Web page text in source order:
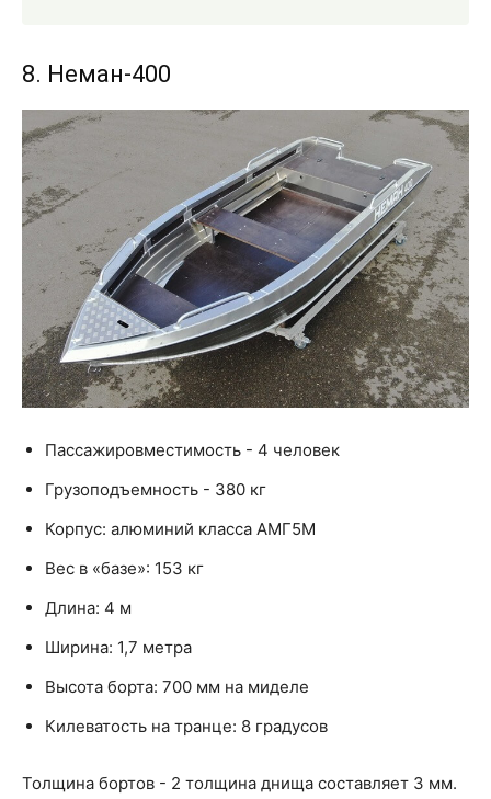
8. Неман-400
Пассажировместимость - 4 человек
Грузоподъемность - 380 кг
Корпус: алюминий класса АМГ5М
Вес в «базе»: 153 кг
Длина: 4 м
Ширина: 1,7 метра
Высота борта: 700 мм на миделе
Килеватость на транце: 8 градусов
Толщина бортов - 2 толщина днища составляет 3 мм.